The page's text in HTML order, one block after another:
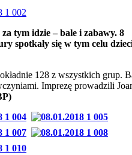
za tym idzie – bale i zabawy. 8
spotkały się w tym celu
128 z wszystkich grup.
Imprezę prowadzili